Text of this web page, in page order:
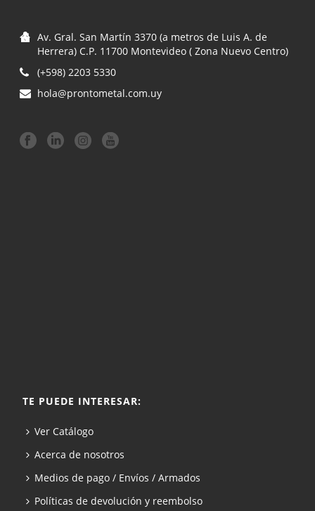
Av. Gral. San Martín 3370 (a metros de Luis A. de
Herrera) C.P. 11700 Montevideo ( Zona Nuevo Centro)
(+598) 2203 5330
hola@prontometal.com.uy
TE PUEDE INTERESAR:
Ver Catálogo
Acerca de nosotros
Medios de pago / Envíos / Armados
Políticas de devolución y reembolso